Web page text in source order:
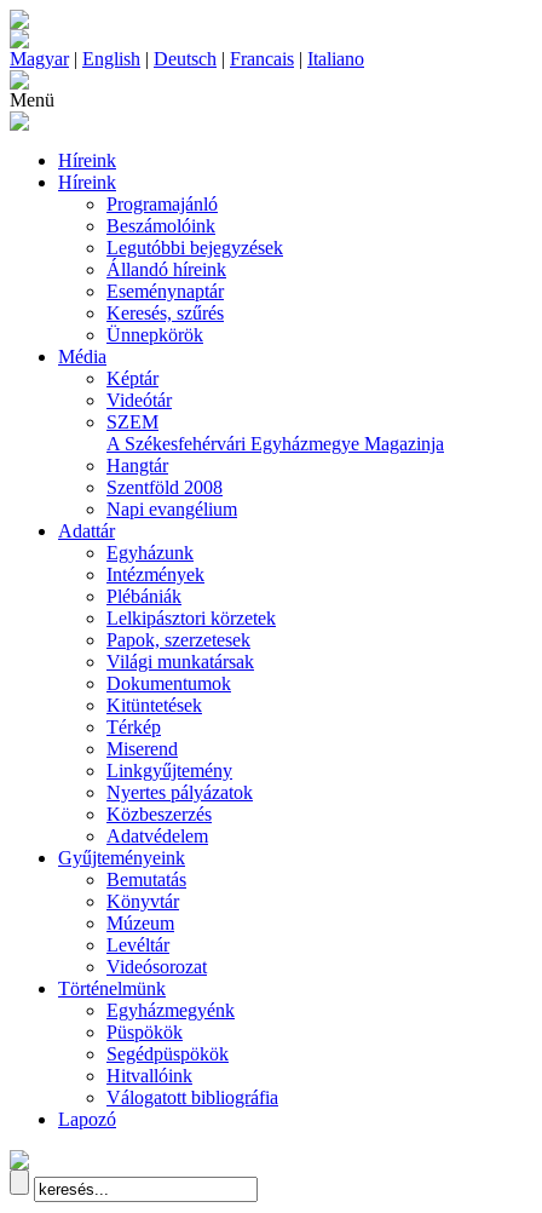
Magyar| English | Deutsch | Francais | Italiano
Menü
Híreink
Híreink
Programajánló
Beszámolóink
Legutóbbi bejegyzések
Állandó híreink
Eseménynaptár
Keresés, szűrés
Ünnepkörök
Média
Képtár
Videótár
SZEM
A Székesfehérvári Egyházmegye Magazinja
Hangtár
Szentföld 2008
Napi evangélium
Adattár
Egyházunk
Intézmények
Plébániák
Lelkipásztori körzetek
Papok, szerzetesek
Világi munkatársak
Dokumentumok
Kitüntetések
Térkép
Miserend
Linkgyűjtemény
Nyertes pályázatok
Közbeszerzés
Adatvédelem
Gyűjteményeink
Bemutatás
Könyvtár
Múzeum
Levéltár
Videósorozat
Történelmünk
Egyházmegyénk
Püspökök
Segédpüspökök
Hitvallóink
Válogatott bibliográfia
Lapozó